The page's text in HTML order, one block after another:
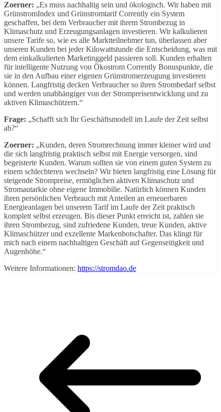
Zoerner: „Es muss nachhaltig sein und ökologisch. Wir haben mit
GrünstromIndex und Grünstromtarif Corrently ein System
geschaffen, bei dem Verbraucher mit ihrem Strombezug in
Klimaschutz und Erzeugungsanlagen investieren. Wir kalkulieren
unsere Tarife so, wie es alle Marktteilnehmer tun, überlassen aber
unseren Kunden bei jeder Kilowattstunde die Entscheidung, was mit
dem einkalkulierten Marketinggeld passieren soll. Kunden erhalten
für intelligente Nutzung von Ökostrom Corrently Bonuspunkte, die
sie in den Aufbau einer eigenen Grünstromerzeugung investieren
können. Langfristig decken Verbraucher so ihren Strombedarf selbst
und werden unabhängiger von der Strompreisentwicklung und zu
aktiven Klimaschützern.“
Frage: „Schafft sich Ihr Geschäftsmodell im Laufe der Zeit selbst
ab?“
Zoerner: „Kunden, deren Stromrechnung immer kleiner wird und
die sich langfristig praktisch selbst mit Energie versorgen, sind
begeisterte Kunden. Warum sollten sie von einem guten System zu
einem schlechteren wechseln? Wir bieten langfristig eine Lösung für
steigende Strompreise, ermöglichen aktiven Klimaschutz und
Stromautarkie ohne eigene Immobilie. Natürlich können Kunden
ihren persönlichen Verbrauch mit Anteilen an erneuerbaren
Energieanlagen bei unserem Tarif im Laufe der Zeit praktisch
komplett selbst erzeugen. Bis dieser Punkt erreicht ist, zahlen sie
ihren Strombezug, sind zufriedene Kunden, treue Kunden, aktive
Klimaschützer und exzellente Markenbotschafter. Das klingt für
mich nach einem nachhaltigen Geschäft auf Gegenseitigkeit und
Augenhöhe.“
Weitere Informationen: https://stromdao.de